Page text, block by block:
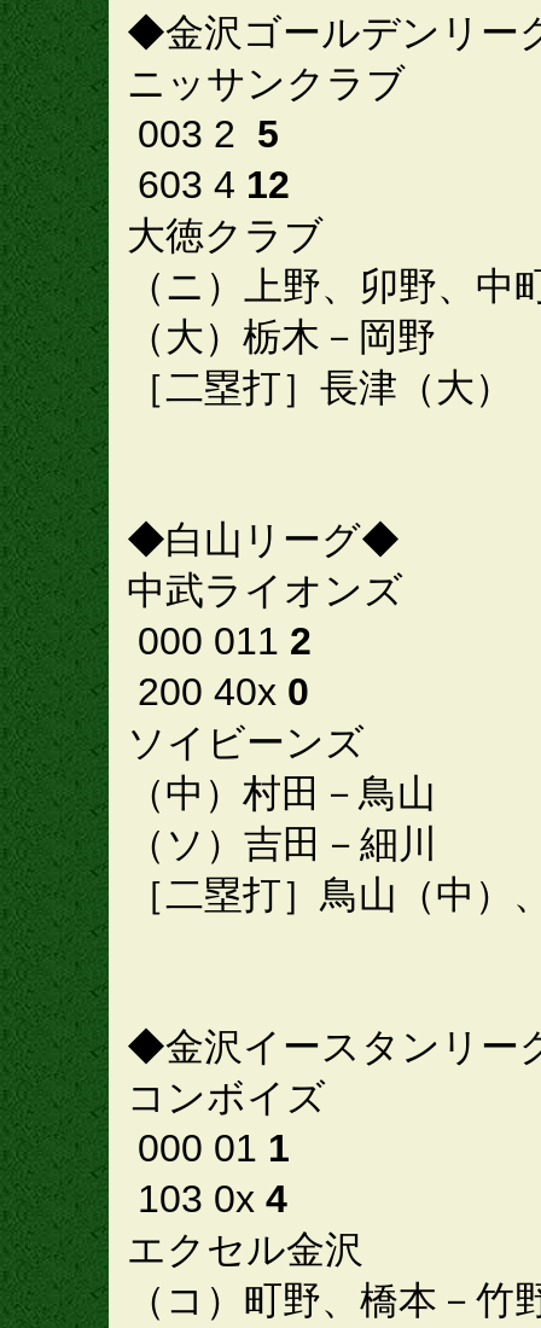
◆金沢ゴールデンリ
ニッサンクラブ
003 2 5
603 4 12
大徳クラブ
（ニ）上野、卯野、中
（大）栃木－岡野
［二塁打］長津（大）
◆白山リーグ◆
中武ライオンズ
000 011 2
200 40x 0
ソイビーンズ
（中）村田－鳥山
（ソ）吉田－細川
［二塁打］鳥山（中）
◆金沢イースタンリ
コンボイズ
000 01 1
103 0x 4
エクセル金沢
（コ）町野、橋本－竹